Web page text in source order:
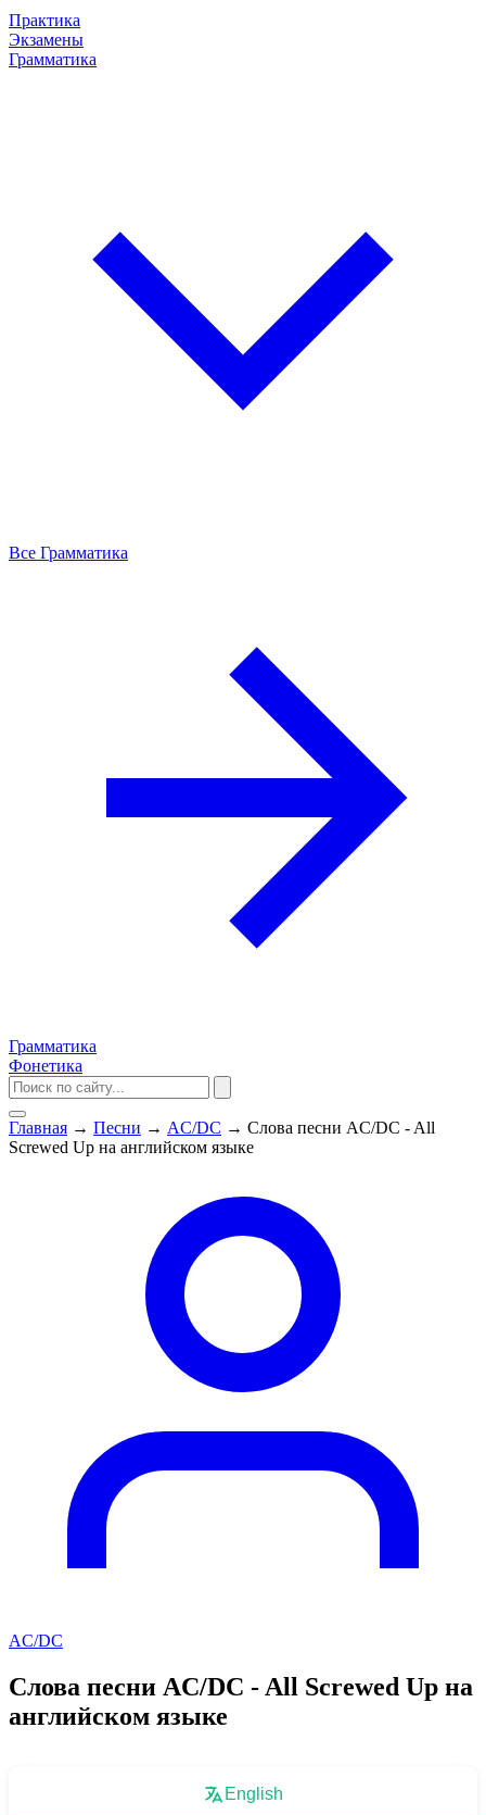
Практика
Экзамены
Грамматика
Все Грамматика
Грамматика
Фонетика
Главная → Песни → AC/DC → Слова песни AC/DC - All
Screwed Up на английском языке
AC/DC
Слова песни AC/DC - All Screwed Up на
английском языке
English